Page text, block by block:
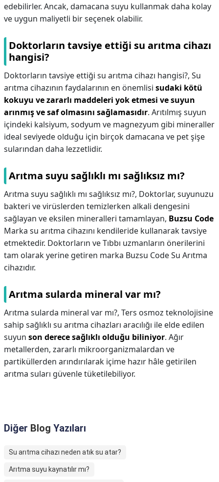
edebilirler. Ancak, damacana suyu kullanmak daha kolay
ve uygun maliyetli bir seçenek olabilir.
Doktorların tavsiye ettiği su arıtma cihazı
hangisi?
Doktorların tavsiye ettiği su arıtma cihazı hangisi?, Su
arıtma cihazının faydalarının en önemlisi sudaki kötü
kokuyu ve zararlı maddeleri yok etmesi ve suyun
arınmış ve saf olmasını sağlamasıdır. Arıtılmış suyun
içindeki kalsiyum, sodyum ve magnezyum gibi mineraller
ideal seviyede olduğu için birçok damacana ve pet şişe
sularından daha lezzetlidir.
Arıtma suyu sağlıklı mı sağlıksız mı?
Arıtma suyu sağlıklı mı sağlıksız mı?, Doktorlar, suyunuzu
bakteri ve virüslerden temizlerken alkali dengesini
sağlayan ve eksilen mineralleri tamamlayan, Buzsu Code
Marka su arıtma cihazını kendileride kullanarak tavsiye
etmektedir. Doktorların ve Tıbbı uzmanların önerilerini
tam olarak yerine getiren marka Buzsu Code Su Arıtma
cihazıdır.
Arıtma sularda mineral var mı?
Arıtma sularda mineral var mı?, Ters osmoz teknolojisine
sahip sağlıklı su arıtma cihazları aracılığı ile elde edilen
suyun son derece sağlıklı olduğu biliniyor. Ağır
metallerden, zararlı mikroorganizmalardan ve
partiküllerden arındırılarak içime hazır hâle getirilen
arıtma suları güvenle tüketilebiliyor.
Diğer Blog Yazıları
Su arıtma cihazı neden atık su atar?
Arıtma suyu kaynatılır mı?